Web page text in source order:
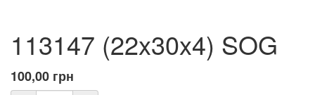
113147 (22x30x4) SOG
100,00 грн